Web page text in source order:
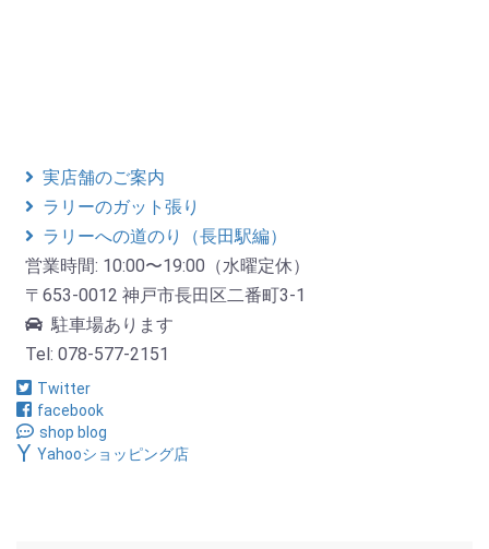
実店舗のご案内
ラリーのガット張り
ラリーへの道のり（長田駅編）
営業時間: 10:00〜19:00（水曜定休）
〒653-0012 神戸市長田区二番町3-1
駐車場あります
Tel: 078-577-2151
Twitter
facebook
shop blog
Yahooショッピング店